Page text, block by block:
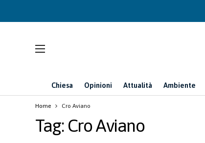
Chiesa Opinioni Attualità Ambiente
Home Cro Aviano
Tag: Cro Aviano